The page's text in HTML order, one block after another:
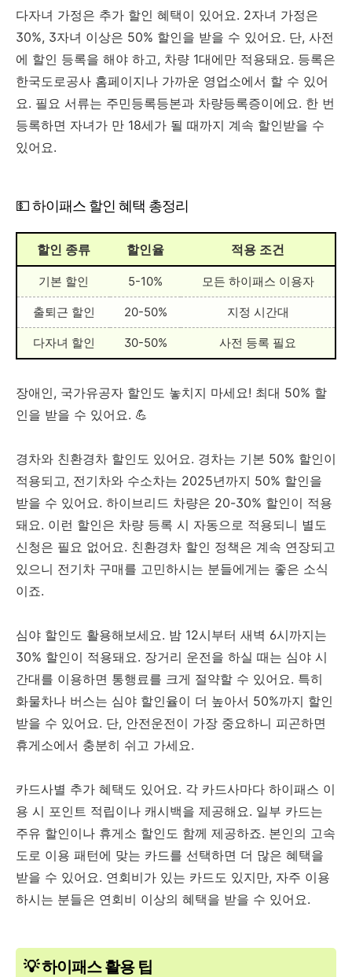
다자녀 가정은 추가 할인 혜택이 있어요. 2자녀 가정은
30%, 3자녀 이상은 50% 할인을 받을 수 있어요. 단, 사전
에 할인 등록을 해야 하고, 차량 1대에만 적용돼요. 등록은
한국도로공사 홈페이지나 가까운 영업소에서 할 수 있어
요. 필요 서류는 주민등록등본과 차량등록증이에요. 한 번
등록하면 자녀가 만 18세가 될 때까지 계속 할인받을 수
있어요.
💵 하이패스 할인 혜택 총정리
할인 종류 할인율 적용 조건
기본 할인 5-10% 모든 하이패스 이용자
출퇴근 할인 20-50% 지정 시간대
다자녀 할인 30-50% 사전 등록 필요
장애인, 국가유공자 할인도 놓치지 마세요! 최대 50% 할
인을 받을 수 있어요. 💪
경차와 친환경차 할인도 있어요. 경차는 기본 50% 할인이
적용되고, 전기차와 수소차는 2025년까지 50% 할인을
받을 수 있어요. 하이브리드 차량은 20-30% 할인이 적용
돼요. 이런 할인은 차량 등록 시 자동으로 적용되니 별도
신청은 필요 없어요. 친환경차 할인 정책은 계속 연장되고
있으니 전기차 구매를 고민하시는 분들에게는 좋은 소식
이죠.
심야 할인도 활용해보세요. 밤 12시부터 새벽 6시까지는
30% 할인이 적용돼요. 장거리 운전을 하실 때는 심야 시
간대를 이용하면 통행료를 크게 절약할 수 있어요. 특히
화물차나 버스는 심야 할인율이 더 높아서 50%까지 할인
받을 수 있어요. 단, 안전운전이 가장 중요하니 피곤하면
휴게소에서 충분히 쉬고 가세요.
카드사별 추가 혜택도 있어요. 각 카드사마다 하이패스 이
용 시 포인트 적립이나 캐시백을 제공해요. 일부 카드는
주유 할인이나 휴게소 할인도 함께 제공하죠. 본인의 고속
도로 이용 패턴에 맞는 카드를 선택하면 더 많은 혜택을
받을 수 있어요. 연회비가 있는 카드도 있지만, 자주 이용
하시는 분들은 연회비 이상의 혜택을 받을 수 있어요.
💡 하이패스 활용 팁